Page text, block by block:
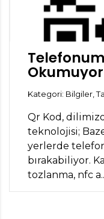
Okumuyor
Kategori: Bilgiler,
Qr Kod,
teknolojisi;
yerlerde
bırakabiliyor.
tozlanma, nfc